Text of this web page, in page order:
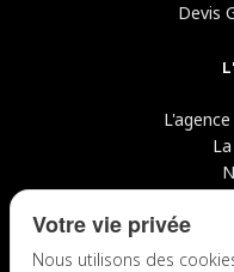
Devis
Votre vie privée
Nous utilisons des